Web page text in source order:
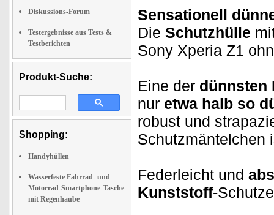
Diskussions-Forum
Testergebnisse aus Tests &
Testberichten
Produkt-Suche:
Shopping:
Handyhüllen
Wasserfeste Fahrrad- und
Motorrad-Smartphone-Tasche
mit Regenhaube
Sensationell
Die Schutzhülle
Sony Xperia Z1
Eine der dünnsten
nur etwa halb so
robust und
Schutzmäntelchen
Federleicht und
Kunststoff-